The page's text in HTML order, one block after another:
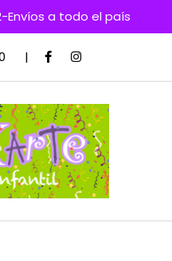
Envíos a todo el país